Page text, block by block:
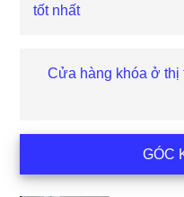
viết
tốt nhất
Bài
Cửa hàng khóa ở thị
chính
GÓC